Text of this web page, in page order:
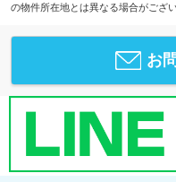
の物件所在地とは異なる場合がござい
お